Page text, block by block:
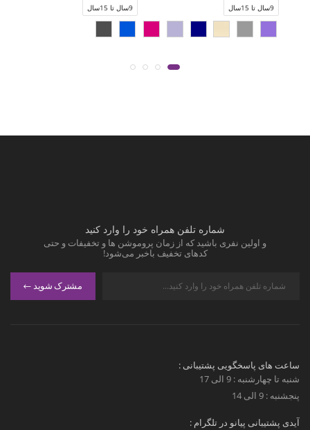
9سال تا 15سال 9سال تا 15سال
شماره تلفن همراه خود را وارد کنید
و اولین نفری باشید که از زمان پروموشن ها و تخفیفات و حتی
کدهای تخفیف باخبر می‌شود!
مشترک شوید
ساعت های پاسخگویی پشتیبانی :
شنبه تا چهارشنبه : 9 الی 17
پنجشنبه : 9 الی 14
آیدی پشتیبانی پیانو در تلگرام :